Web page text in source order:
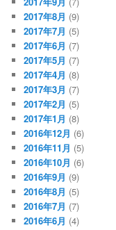
2017年8月 (9)
2017年7月 (5)
2017年6月 (7)
2017年5月 (7)
2017年4月 (8)
2017年3月 (7)
2017年2月 (5)
2017年1月 (8)
2016年12月 (6)
2016年11月 (5)
2016年10月 (6)
2016年9月 (9)
2016年8月 (5)
2016年7月 (7)
2016年6月 (4)